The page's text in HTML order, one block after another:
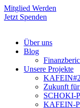
Mitglied Werden
Jetzt Spenden
Über uns
Blog
Unsere Projekte
Zukunft
SCHOKI-
KAFEIN-